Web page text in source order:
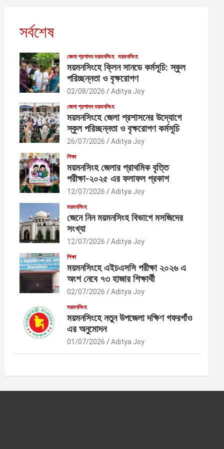
সর্বশেষ
জেলা প্রশাসন ময়মনসিংহ ময়মনসিংহ
ময়মনসিংহে ক্লিন সানডে কর্মসূচি: স্কুল
পরিচ্ছন্নতা ও বৃক্ষরোপণ
02/08/2026 Aditya Joy
জেলা প্রশাসন ময়মনসিংহ
ময়মনসিংহে জেলা প্রশাসনের উদ্যোগে
স্কুল পরিচ্ছন্নতা ও বৃক্ষরোপণ কর্মসূচি
26/07/2026 Aditya Joy
শিক্ষা
ময়মনসিংহ জেলার প্রাথমিক বৃত্তি
পরীক্ষা-২০২৫ এর ফলাফল প্রকাশ
12/07/2026 Aditya Joy
ময়মনসিংহ
জেনে নিন ময়মনসিংহ বিভাগে মসজিদের
সংখ্যা
12/07/2026 Aditya Joy
শিক্ষা
ময়মনসিংহে এইচএসসি পরীক্ষা ২০২৬ এ
অংশ নেবে ৭৩ হাজার শিক্ষার্থী
02/07/2026 Aditya Joy
ময়মনসিংহ
ময়মনসিংহে নতুন উপজেলা দক্ষিণ গফরগাঁও
এর অনুমোদন
01/07/2026 Aditya Joy